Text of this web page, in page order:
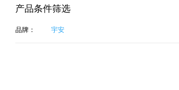
产品条件筛选
品牌： 宇安